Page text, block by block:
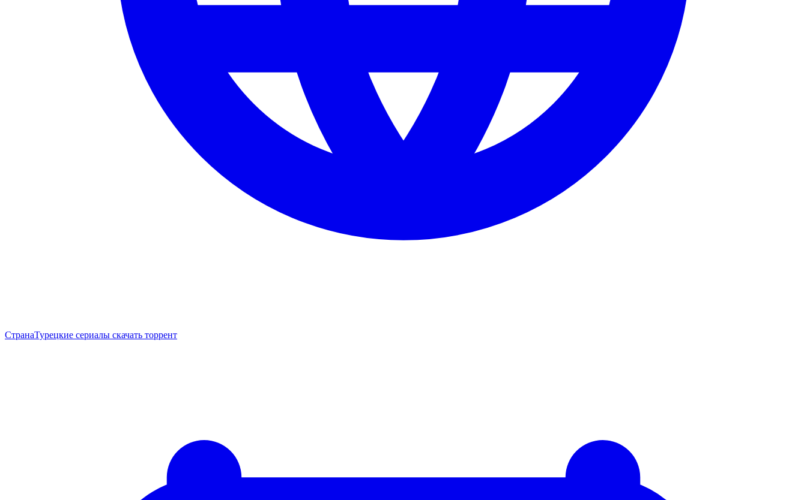
СтранаТурецкие сериалы скачать торрент